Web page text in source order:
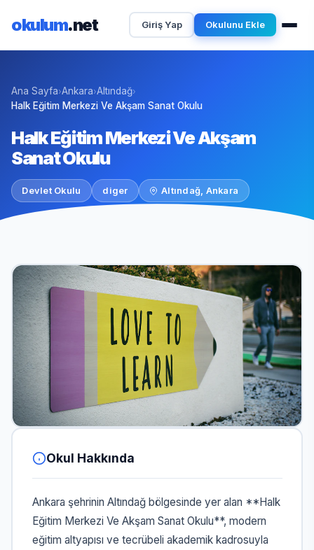
okulum.net Giriş Yap Okulunu Ekle
Ana Sayfa›Ankara›Altındağ›
Halk Eğitim Merkezi Ve Akşam Sanat Okulu
Halk Eğitim Merkezi Ve Akşam
Sanat Okulu
Devlet Okulu diger Altındağ, Ankara
Okul Hakkında
Ankara şehrinin Altındağ bölgesinde yer alan **Halk
Eğitim Merkezi Ve Akşam Sanat Okulu**, modern
eğitim altyapısı ve tecrübeli akademik kadrosuyla